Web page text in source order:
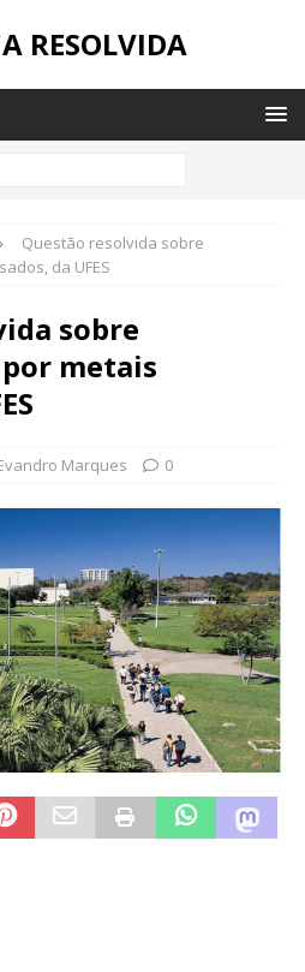
RESOLVIDA
Questão resolvida sobre
da UFES
sobre
metais
Marques 0